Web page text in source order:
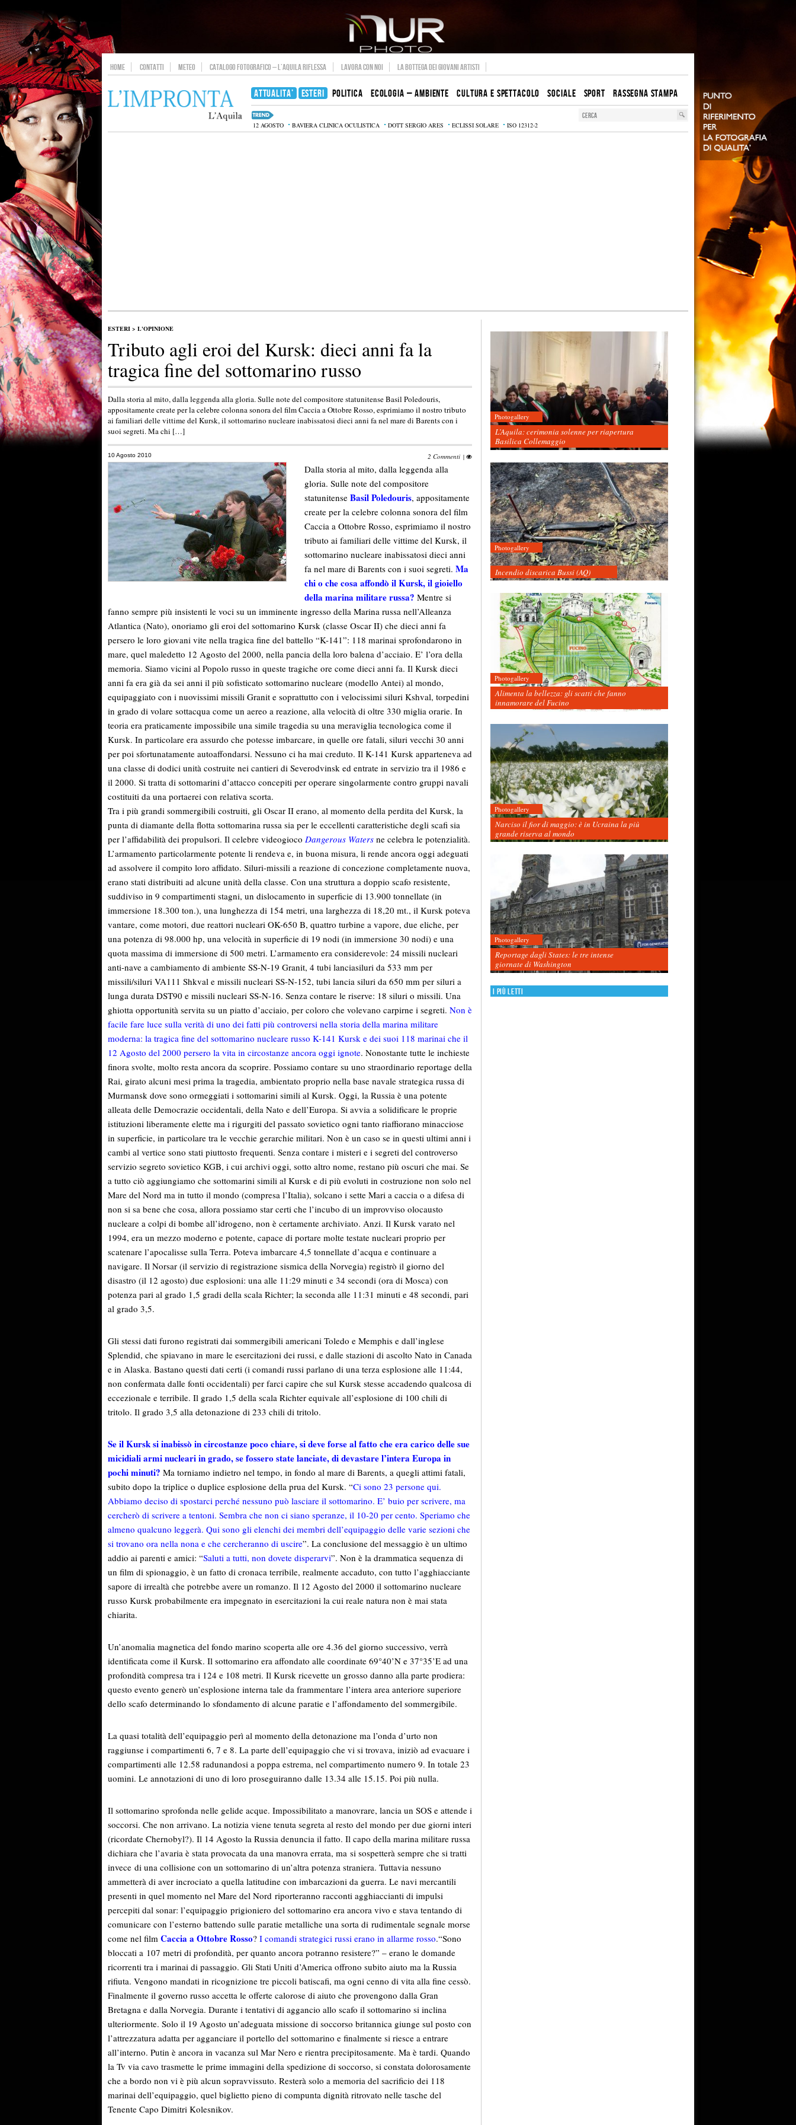
HOME CONTATTI METEO CATALOGO FOTOGRAFICO – L’AQUILA RIFLESSA LAVORA CON NOI LA BOTTEGA DEI GIOVANI ARTISTI
ATTUALITA’ ESTERI POLITICA ECOLOGIA – AMBIENTE CULTURA E SPETTACOLO SOCIALE SPORT RASSEGNA STAMPA
12 AGOSTO BAVIERA CLINICA OCULISTICA DOTT SERGIO ARES ECLISSI SOLARE ISO 12312-2
ESTERI > L'OPINIONE
Tributo agli eroi del Kursk: dieci anni fa la
tragica fine del sottomarino russo
Dalla storia al mito, dalla leggenda alla gloria. Sulle note del compositore statunitense Basil Poledouris,
appositamente create per la celebre colonna sonora del film Caccia a Ottobre Rosso, esprimiamo il nostro tributo
ai familiari delle vittime del Kursk, il sottomarino nucleare inabissatosi dieci anni fa nel mare di Barents con i
suoi segreti. Ma chi […]
10 Agosto 2010 2 Commenti |
Dalla storia al mito, dalla leggenda alla
gloria. Sulle note del compositore
statunitense Basil Poledouris, appositamente
create per la celebre colonna sonora del film
Caccia a Ottobre Rosso, esprimiamo il nostro
tributo ai familiari delle vittime del Kursk, il
sottomarino nucleare inabissatosi dieci anni
fa nel mare di Barents con i suoi segreti. Ma
chi o che cosa affondò il Kursk, il gioiello
della marina militare russa? Mentre si
fanno sempre più insistenti le voci su un imminente ingresso della Marina russa nell’Alleanza
Atlantica (Nato), onoriamo gli eroi del sottomarino Kursk (classe Oscar II) che dieci anni fa
persero le loro giovani vite nella tragica fine del battello “K-141”: 118 marinai sprofondarono in
mare, quel maledetto 12 Agosto del 2000, nella pancia della loro balena d’acciaio. E’ l’ora della
memoria. Siamo vicini al Popolo russo in queste tragiche ore come dieci anni fa. Il Kursk dieci
anni fa era già da sei anni il più sofisticato sottomarino nucleare (modello Antei) al mondo,
equipaggiato con i nuovissimi missili Granit e soprattutto con i velocissimi siluri Kshval, torpedini
in grado di volare sottacqua come un aereo a reazione, alla velocità di oltre 330 miglia orarie. In
teoria era praticamente impossibile una simile tragedia su una meraviglia tecnologica come il
Kursk. In particolare era assurdo che potesse imbarcare, in quelle ore fatali, siluri vecchi 30 anni
per poi sfortunatamente autoaffondarsi. Nessuno ci ha mai creduto. Il K-141 Kursk apparteneva ad
una classe di dodici unità costruite nei cantieri di Severodvinsk ed entrate in servizio tra il 1986 e
il 2000. Si tratta di sottomarini d’attacco concepiti per operare singolarmente contro gruppi navali
costituiti da una portaerei con relativa scorta.
Tra i più grandi sommergibili costruiti, gli Oscar II erano, al momento della perdita del Kursk, la
punta di diamante della flotta sottomarina russa sia per le eccellenti caratteristiche degli scafi sia
per l’affidabilità dei propulsori. Il celebre videogioco Dangerous Waters ne celebra le potenzialità.
L’armamento particolarmente potente li rendeva e, in buona misura, li rende ancora oggi adeguati
ad assolvere il compito loro affidato. Siluri-missili a reazione di concezione completamente nuova,
erano stati distribuiti ad alcune unità della classe. Con una struttura a doppio scafo resistente,
suddiviso in 9 compartimenti stagni, un dislocamento in superficie di 13.900 tonnellate (in
immersione 18.300 ton.), una lunghezza di 154 metri, una larghezza di 18,20 mt., il Kursk poteva
vantare, come motori, due reattori nucleari OK-650 B, quattro turbine a vapore, due eliche, per
una potenza di 98.000 hp, una velocità in superficie di 19 nodi (in immersione 30 nodi) e una
quota massima di immersione di 500 metri. L’armamento era considerevole: 24 missili nucleari
anti-nave a cambiamento di ambiente SS-N-19 Granit, 4 tubi lanciasiluri da 533 mm per
missili/siluri VA111 Shkval e missili nucleari SS-N-152, tubi lancia siluri da 650 mm per siluri a
lunga durata DST90 e missili nucleari SS-N-16. Senza contare le riserve: 18 siluri o missili. Una
ghiotta opportunità servita su un piatto d’acciaio, per coloro che volevano carpirne i segreti. Non è
facile fare luce sulla verità di uno dei fatti più controversi nella storia della marina militare
moderna: la tragica fine del sottomarino nucleare russo K-141 Kursk e dei suoi 118 marinai che il
12 Agosto del 2000 persero la vita in circostanze ancora oggi ignote. Nonostante tutte le inchieste
finora svolte, molto resta ancora da scoprire. Possiamo contare su uno straordinario reportage della
Rai, girato alcuni mesi prima la tragedia, ambientato proprio nella base navale strategica russa di
Murmansk dove sono ormeggiati i sottomarini simili al Kursk. Oggi, la Russia è una potente
alleata delle Democrazie occidentali, della Nato e dell’Europa. Si avvia a solidificare le proprie
istituzioni liberamente elette ma i rigurgiti del passato sovietico ogni tanto riaffiorano minacciose
in superficie, in particolare tra le vecchie gerarchie militari. Non è un caso se in questi ultimi anni i
cambi al vertice sono stati piuttosto frequenti. Senza contare i misteri e i segreti del controverso
servizio segreto sovietico KGB, i cui archivi oggi, sotto altro nome, restano più oscuri che mai. Se
a tutto ciò aggiungiamo che sottomarini simili al Kursk e di più evoluti in costruzione non solo nel
Mare del Nord ma in tutto il mondo (compresa l’Italia), solcano i sette Mari a caccia o a difesa di
non si sa bene che cosa, allora possiamo star certi che l’incubo di un improvviso olocausto
nucleare a colpi di bombe all’idrogeno, non è certamente archiviato. Anzi. Il Kursk varato nel
1994, era un mezzo moderno e potente, capace di portare molte testate nucleari proprio per
scatenare l’apocalisse sulla Terra. Poteva imbarcare 4,5 tonnellate d’acqua e continuare a
navigare. Il Norsar (il servizio di registrazione sismica della Norvegia) registrò il giorno del
disastro (il 12 agosto) due esplosioni: una alle 11:29 minuti e 34 secondi (ora di Mosca) con
potenza pari al grado 1,5 gradi della scala Richter; la seconda alle 11:31 minuti e 48 secondi, pari
al grado 3,5.
Gli stessi dati furono registrati dai sommergibili americani Toledo e Memphis e dall’inglese
Splendid, che spiavano in mare le esercitazioni dei russi, e dalle stazioni di ascolto Nato in Canada
e in Alaska. Bastano questi dati certi (i comandi russi parlano di una terza esplosione alle 11:44,
non confermata dalle fonti occidentali) per farci capire che sul Kursk stesse accadendo qualcosa di
eccezionale e terribile. Il grado 1,5 della scala Richter equivale all’esplosione di 100 chili di
tritolo. Il grado 3,5 alla detonazione di 233 chili di tritolo.
Se il Kursk si inabissò in circostanze poco chiare, si deve forse al fatto che era carico delle sue
micidiali armi nucleari in grado, se fossero state lanciate, di devastare l’intera Europa in
pochi minuti? Ma torniamo indietro nel tempo, in fondo al mare di Barents, a quegli attimi fatali,
subito dopo la triplice o duplice esplosione della prua del Kursk. “Ci sono 23 persone qui.
Abbiamo deciso di spostarci perché nessuno può lasciare il sottomarino. E’ buio per scrivere, ma
cercherò di scrivere a tentoni. Sembra che non ci siano speranze, il 10-20 per cento. Speriamo che
almeno qualcuno leggerà. Qui sono gli elenchi dei membri dell’equipaggio delle varie sezioni che
si trovano ora nella nona e che cercheranno di uscire”. La conclusione del messaggio è un ultimo
addio ai parenti e amici: “Saluti a tutti, non dovete disperarvi”. Non è la drammatica sequenza di
un film di spionaggio, è un fatto di cronaca terribile, realmente accaduto, con tutto l’agghiacciante
sapore di irrealtà che potrebbe avere un romanzo. Il 12 Agosto del 2000 il sottomarino nucleare
russo Kursk probabilmente era impegnato in esercitazioni la cui reale natura non è mai stata
chiarita.
Un’anomalia magnetica del fondo marino scoperta alle ore 4.36 del giorno successivo, verrà
identificata come il Kursk. Il sottomarino era affondato alle coordinate 69°40’N e 37°35’E ad una
profondità compresa tra i 124 e 108 metri. Il Kursk ricevette un grosso danno alla parte prodiera:
questo evento generò un’esplosione interna tale da frammentare l’intera area anteriore superiore
dello scafo determinando lo sfondamento di alcune paratie e l’affondamento del sommergibile.
La quasi totalità dell’equipaggio perì al momento della detonazione ma l’onda d’urto non
raggiunse i compartimenti 6, 7 e 8. La parte dell’equipaggio che vi si trovava, iniziò ad evacuare i
compartimenti alle 12.58 radunandosi a poppa estrema, nel compartimento numero 9. In totale 23
uomini. Le annotazioni di uno di loro proseguiranno dalle 13.34 alle 15.15. Poi più nulla.
Il sottomarino sprofonda nelle gelide acque. Impossibilitato a manovrare, lancia un SOS e attende i
soccorsi. Che non arrivano. La notizia viene tenuta segreta al resto del mondo per due giorni interi
(ricordate Chernobyl?). Il 14 Agosto la Russia denuncia il fatto. Il capo della marina militare russa
dichiara che l’avaria è stata provocata da una manovra errata, ma si sospetterà sempre che si tratti
invece di una collisione con un sottomarino di un’altra potenza straniera. Tuttavia nessuno
ammetterà di aver incrociato a quella latitudine con imbarcazioni da guerra. Le navi mercantili
presenti in quel momento nel Mare del Nord riporteranno racconti agghiaccianti di impulsi
percepiti dal sonar: l’equipaggio prigioniero del sottomarino era ancora vivo e stava tentando di
comunicare con l’esterno battendo sulle paratie metalliche una sorta di rudimentale segnale morse
come nel film Caccia a Ottobre Rosso? I comandi strategici russi erano in allarme rosso.“Sono
bloccati a 107 metri di profondità, per quanto ancora potranno resistere?” – erano le domande
ricorrenti tra i marinai di passaggio. Gli Stati Uniti d’America offrono subito aiuto ma la Russia
rifiuta. Vengono mandati in ricognizione tre piccoli batiscafi, ma ogni cenno di vita alla fine cessò.
Finalmente il governo russo accetta le offerte calorose di aiuto che provengono dalla Gran
Bretagna e dalla Norvegia. Durante i tentativi di aggancio allo scafo il sottomarino si inclina
ulteriormente. Solo il 19 Agosto un’adeguata missione di soccorso britannica giunge sul posto con
l’attrezzatura adatta per agganciare il portello del sottomarino e finalmente si riesce a entrare
all’interno. Putin è ancora in vacanza sul Mar Nero e rientra precipitosamente. Ma è tardi. Quando
la Tv via cavo trasmette le prime immagini della spedizione di soccorso, si constata dolorosamente
che a bordo non vi è più alcun sopravvissuto. Resterà solo a memoria del sacrificio dei 118
marinai dell’equipaggio, quel biglietto pieno di compunta dignità ritrovato nelle tasche del
Tenente Capo Dimitri Kolesnikov.
Photogallery
L’Aquila: cerimonia solenne per riapertura
Basilica Collemaggio
Photogallery
Incendio discarica Bussi (AQ)
Photogallery
Alimenta la bellezza: gli scatti che fanno
innamorare del Fucino
Photogallery
Narciso il fior di maggio: è in Ucraina la più
grande riserva al mondo
Photogallery
Reportage dagli States: le tre intense
giornate di Washington
I più letti